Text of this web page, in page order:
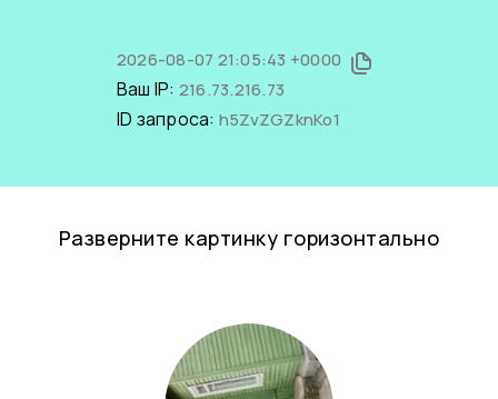
2026-08-07 21:05:43 +0000
Ваш IP: 216.73.216.73
ID запроса: h5ZvZGZknKo1
Разверните картинку горизонтально